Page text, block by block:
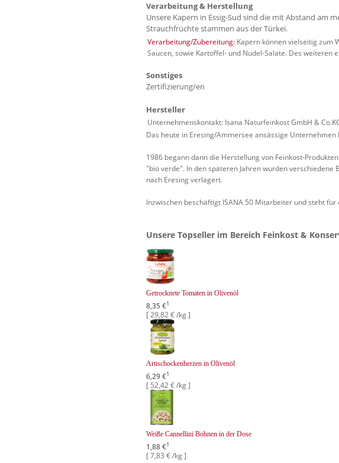
Verarbeitung & Herstellung
Unsere Kapern in Essig-Sud sind die mit Abstand am
Strauchfrüchte stammen aus der Türkei.
Verarbeitung/Zubereitung: Kapern können vielseitig zum
Saucen, sowie Kartoffel- und Nudel-Salate. Des weiteren
Sonstiges
Zertifizierung/en
Hersteller
Unternehmenskontakt: Isana Naturfeinkost GmbH &
Das heute in Eresing/Ammersee ansässige
1986 begann dann die Herstellung von Feinkost-
"bio verde". In den späteren Jahren wurden
nach Eresing verlagert.
Inzwischen beschäftigt ISANA 50 Mitarbeiter und steht
Unsere Topseller im Bereich Feinkost &
Getrocknete Tomaten in Olivenöl
8,35 €1
[ 29,82 € /kg ]
Artischockenherzen in Olivenöl
6,29 €1
[ 52,42 € /kg ]
Weiße Cannellini Bohnen in der Dose
1,88 €1
[ 7,83 € /kg ]